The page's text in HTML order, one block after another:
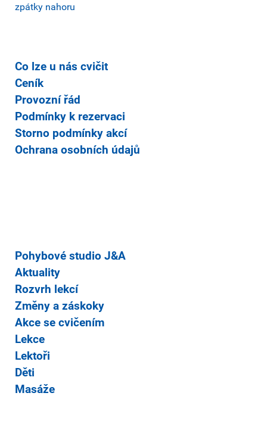
zpátky nahoru
Co lze u nás cvičit
Ceník
Provozní řád
Podmínky k rezervaci
Storno podmínky akcí
Ochrana osobních údajů
Pohybové studio J&A
Aktuality
Rozvrh lekcí
Změny a záskoky
Akce se cvičením
Lekce
Lektoři
Děti
Masáže